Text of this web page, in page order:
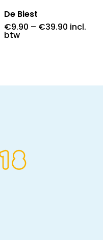
De Biest
€9.90 – €39.90 incl.
btw